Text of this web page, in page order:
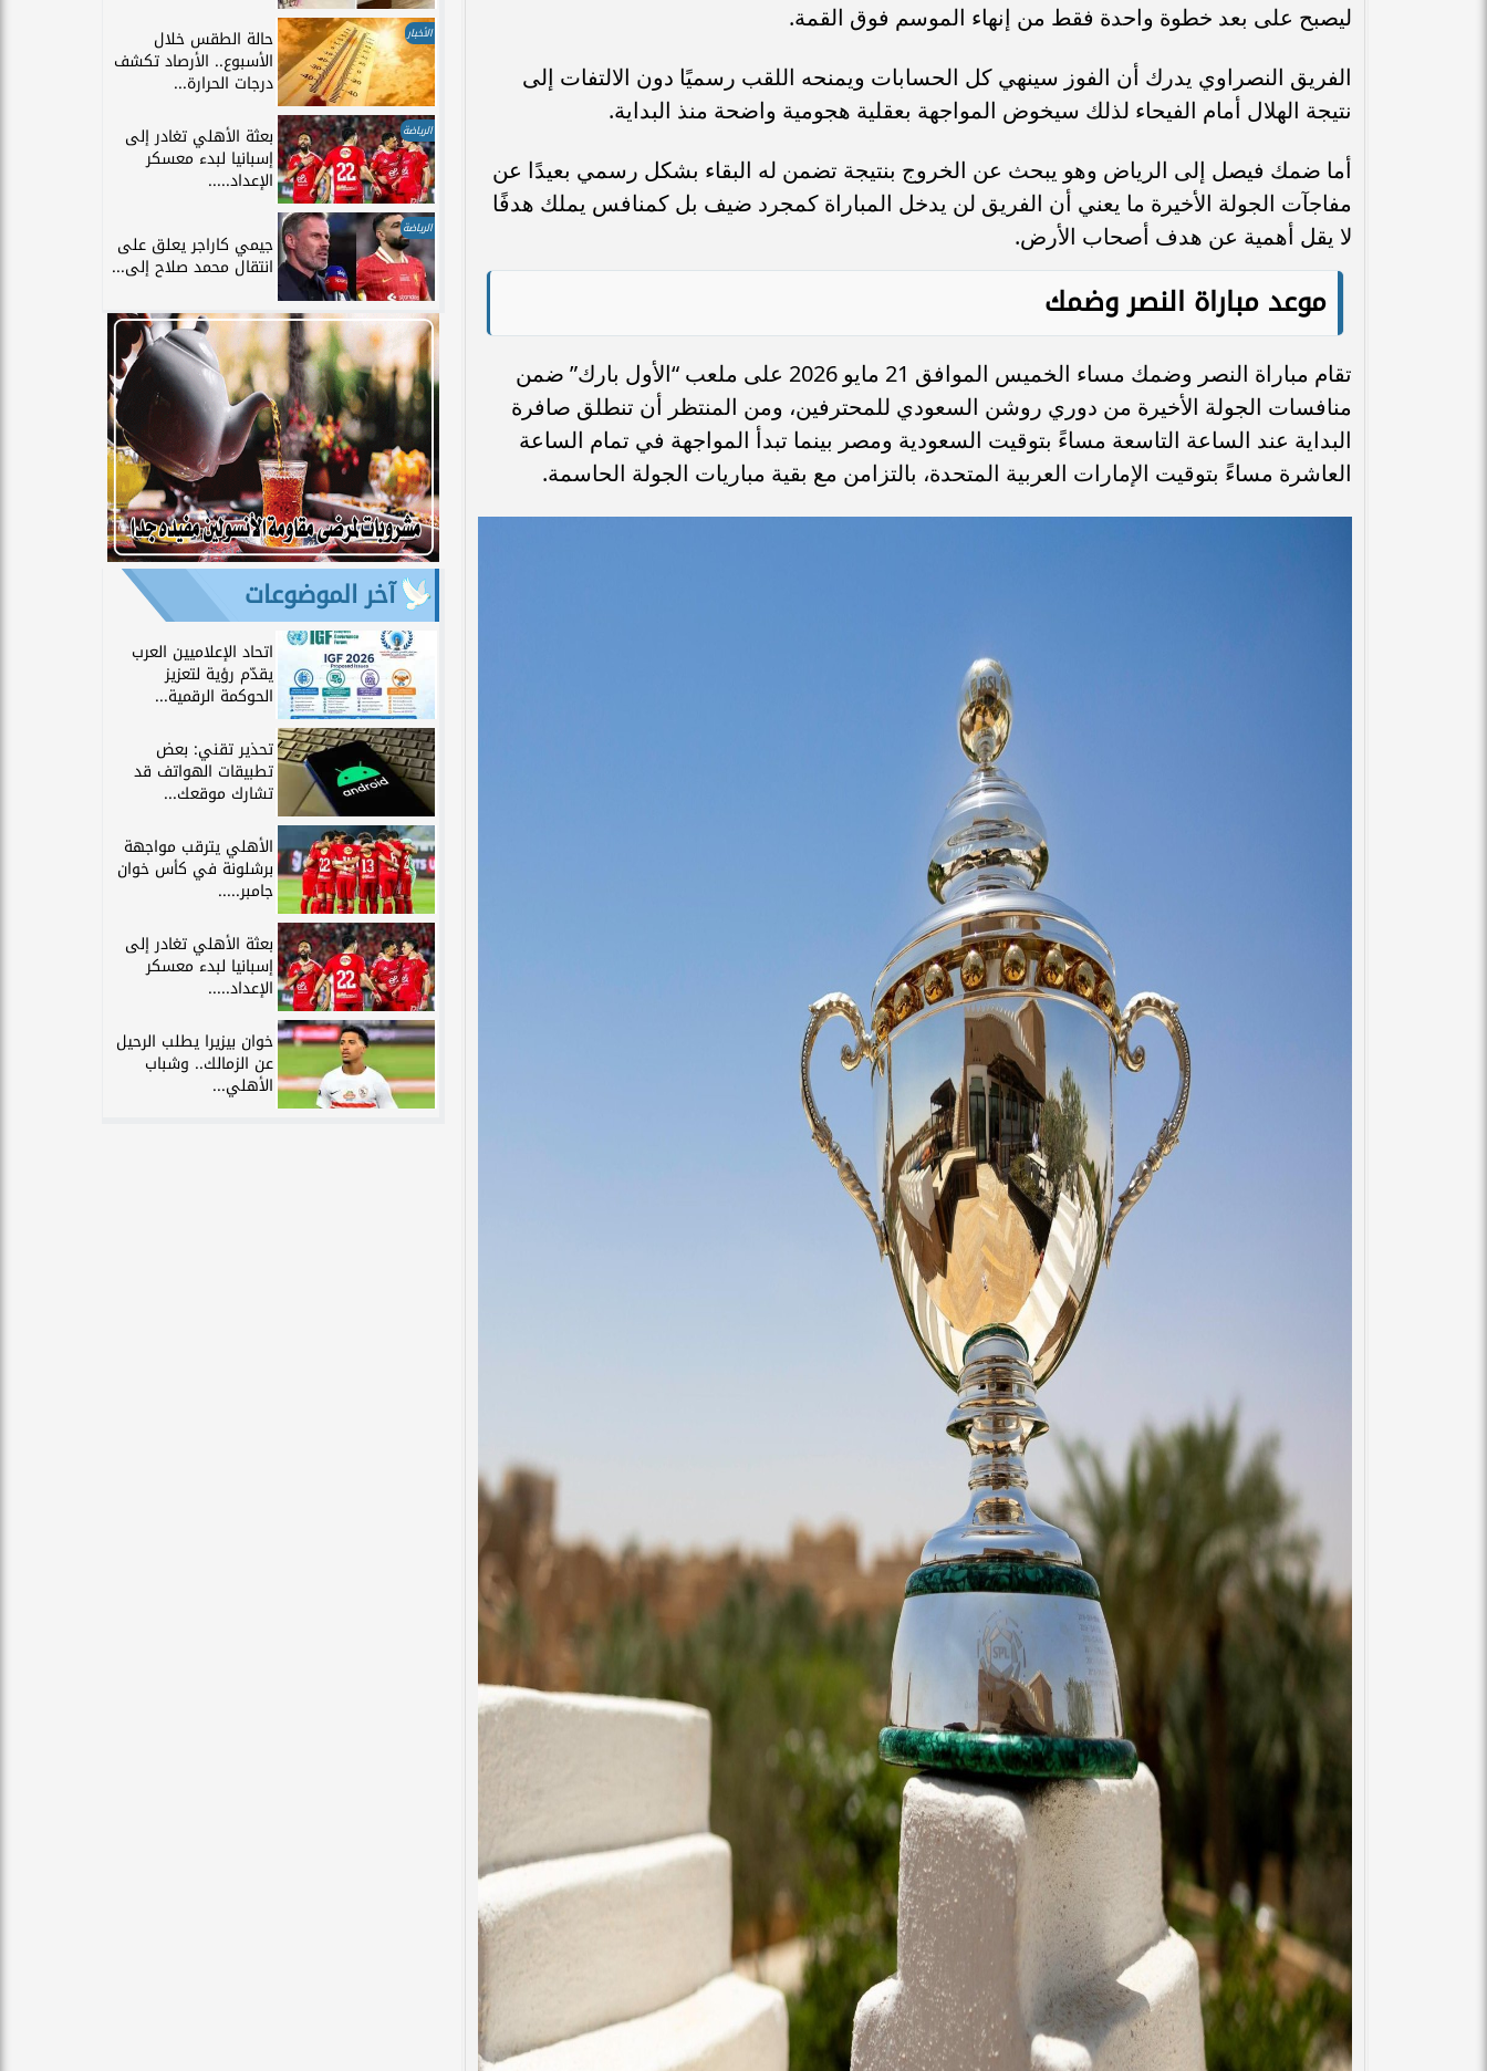
ليصبح على بعد خطوة واحدة فقط من إنهاء الموسم فوق القمة.
الفريق النصراوي يدرك أن الفوز سينهي كل الحسابات ويمنحه اللقب رسميًا دون الالتفات إلى
نتيجة الهلال أمام الفيحاء لذلك سيخوض المواجهة بعقلية هجومية واضحة منذ البداية.
أما ضمك فيصل إلى الرياض وهو يبحث عن الخروج بنتيجة تضمن له البقاء بشكل رسمي بعيدًا عن
مفاجآت الجولة الأخيرة ما يعني أن الفريق لن يدخل المباراة كمجرد ضيف بل كمنافس يملك هدفًا
لا يقل أهمية عن هدف أصحاب الأرض.
موعد مباراة النصر وضمك
تقام مباراة النصر وضمك مساء الخميس الموافق 21 مايو 2026 على ملعب “الأول بارك” ضمن
منافسات الجولة الأخيرة من دوري روشن السعودي للمحترفين، ومن المنتظر أن تنطلق صافرة
البداية عند الساعة التاسعة مساءً بتوقيت السعودية ومصر بينما تبدأ المواجهة في تمام الساعة
العاشرة مساءً بتوقيت الإمارات العربية المتحدة، بالتزامن مع بقية مباريات الجولة الحاسمة.
الأخبار حالة الطقس خلال
الأسبوع.. الأرصاد تكشف
درجات الحرارة...
الرياضة بعثة الأهلي تغادر إلى
إسبانيا لبدء معسكر
الإعداد.....
الرياضة
جيمي كاراجر يعلق على
انتقال محمد صلاح إلى...
آخر الموضوعات
اتحاد الإعلاميين العرب
يقدّم رؤية لتعزيز
الحوكمة الرقمية...
تحذير تقني: بعض
تطبيقات الهواتف قد
تشارك موقعك...
الأهلي يترقب مواجهة
برشلونة في كأس خوان
جامبر.....
بعثة الأهلي تغادر إلى
إسبانيا لبدء معسكر
الإعداد.....
خوان بيزيرا يطلب الرحيل
عن الزمالك.. وشباب
الأهلي...